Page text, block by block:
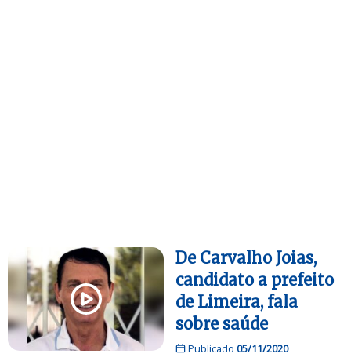
De Carvalho Joias,
candidato a prefeito
de Limeira, fala
sobre saúde
Publicado 05/11/2020